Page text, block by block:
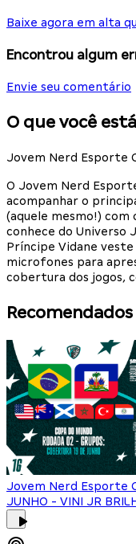
Baixe agora em alta
Encontrou algum
Envie seu comentário
O que você
Jovem Nerd Esporte
O Jovem Nerd
acompanhar o
(aquele mesmo!) com
conhece do Universo
Príncipe Vidane veste
microfones para
cobertura dos jogos,
Jovem Nerd Esporte
JUNHO - VINI JR